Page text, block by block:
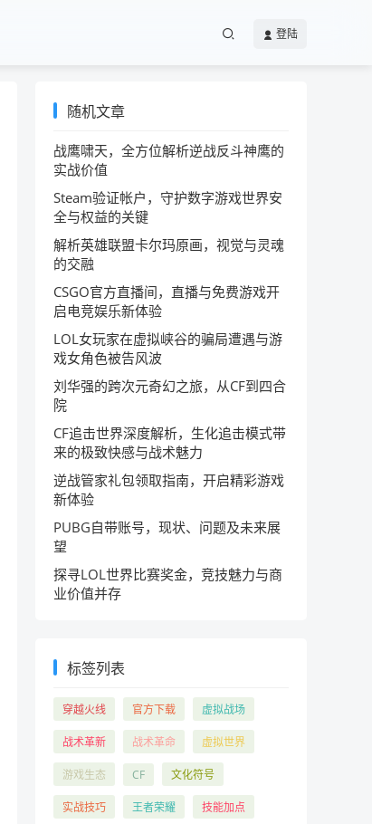
登陆
随机文章
战鹰啸天，全方位解析逆战反斗神鹰的
实战价值
Steam验证帐户，守护数字游戏世界安
全与权益的关键
解析英雄联盟卡尔玛原画，视觉与灵魂
的交融
CSGO官方直播间，直播与免费游戏开
启电竞娱乐新体验
LOL女玩家在虚拟峡谷的骗局遭遇与游
戏女角色被告风波
刘华强的跨次元奇幻之旅，从CF到四合
院
CF追击世界深度解析，生化追击模式带
来的极致快感与战术魅力
逆战管家礼包领取指南，开启精彩游戏
新体验
PUBG自带账号，现状、问题及未来展
望
探寻LOL世界比赛奖金，竞技魅力与商
业价值并存
标签列表
穿越火线 官方下载 虚拟战场
战术革新 战术革命 虚拟世界
游戏生态 CF 文化符号
实战技巧 王者荣耀 技能加点